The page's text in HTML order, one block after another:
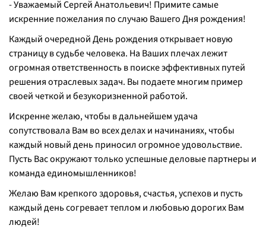
- Уважаемый Сергей Анатольевич! Примите самые
искренние пожелания по случаю Вашего Дня рождения!
Каждый очередной День рождения открывает новую
страницу в судьбе человека. На Ваших плечах лежит
огромная ответственность в поиске эффективных путей
решения отраслевых задач. Вы подаете многим пример
своей четкой и безукоризненной работой.
Искренне желаю, чтобы в дальнейшем удача
сопутствовала Вам во всех делах и начинаниях, чтобы
каждый новый день приносил огромное удовольствие.
Пусть Вас окружают только успешные деловые партнеры и
команда единомышленников!
Желаю Вам крепкого здоровья, счастья, успехов и пусть
каждый день согревает теплом и любовью дорогих Вам
людей!